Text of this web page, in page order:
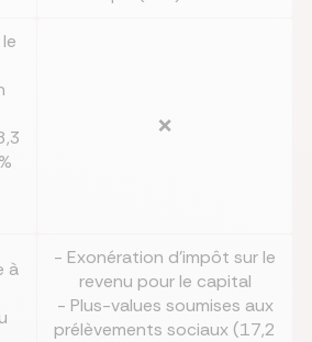
❌
à
- Exonération d’impôt sur le
revenu pour le capital
- Plus-values soumises aux
prélèvements sociaux (17,2